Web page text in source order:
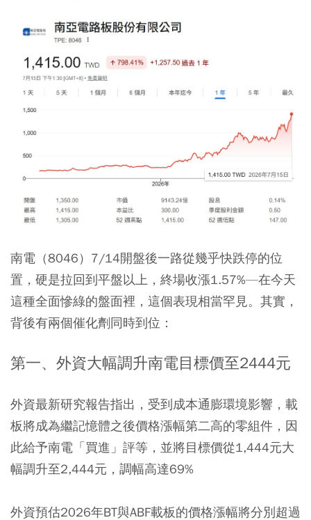
南電（8046）7/14開盤後一路從幾乎快跌停的位
置，硬是拉回到平盤以上，終場收漲1.57%—在今天
這種全面慘綠的盤面裡，這個表現相當罕見。其實，
背後有兩個催化劑同時到位：
第一、外資大幅調升南電目標價至2444元
外資最新研究報告指出，受到成本通膨環境影響，載
板將成為繼記憶體之後價格漲幅第二高的零組件，因
此給予南電「買進」評等，並將目標價從1,444元大
幅調升至2,444元，調幅高達69%
外資預估2026年BT與ABF載板的價格漲幅將分別超過